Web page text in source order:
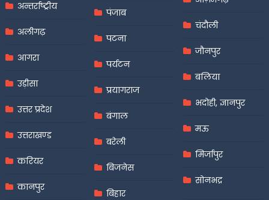
अन्तर्राष्ट्रीय
अलीगढ़
आगरा
उड़ीसा
उत्तर प्रदेश
उत्तराखण्ड
करियर
कानपुर
पंजाब
पटना
पर्यटन
प्रयागराज
बंगाल
बरेली
बिजनेस
बिहार
चंदौली
जौनपुर
बलिया
भदोही, ज्ञानपुर
मऊ
मिर्जापुर
सोनभद्र